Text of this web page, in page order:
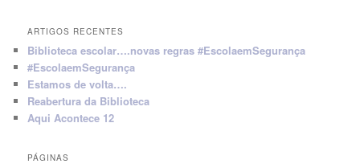
ARTIGOS RECENTES
Biblioteca escolar….novas regras #EscolaemSegurança
#EscolaemSegurança
Estamos de volta….
Reabertura da Biblioteca
Aqui Acontece 12
PÁGINAS